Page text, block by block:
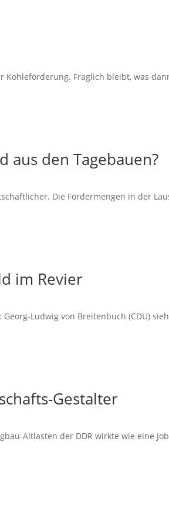
Kohleförderung. Fraglich bleibt, was
aus den Tagebauen?
Die Fördermengen in der
im Revier
Georg-Ludwig von Breitenbuch (CDU)
Gestalter
Altlasten der DDR wirkte wie eine